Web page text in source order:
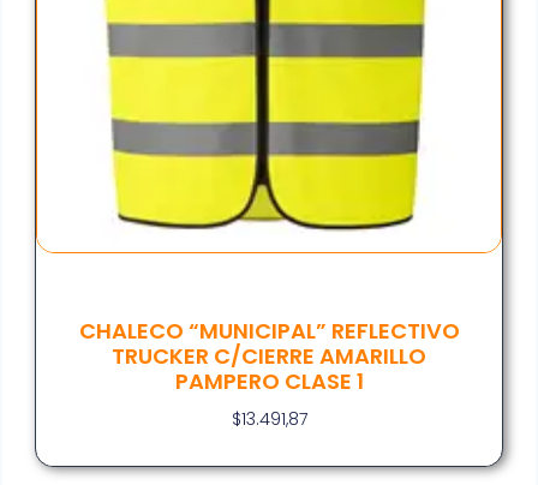
CHALECO “MUNICIPAL” REFLECTIVO
TRUCKER C/CIERRE AMARILLO
PAMPERO CLASE 1
$13.491,87